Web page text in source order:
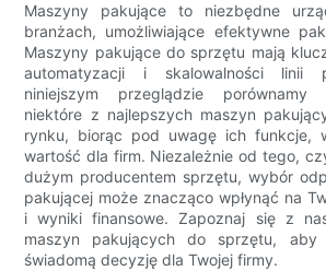
Maszyny pakujące to niezbędne
branżach, umożliwiające efektywne
Maszyny pakujące do sprzętu mają
automatyzacji i skalowalności linii
niniejszym przeglądzie porównamy
niektóre z najlepszych maszyn
rynku, biorąc pod uwagę ich funkcje,
wartość dla firm. Niezależnie od tego,
dużym producentem sprzętu, wybór
pakującej może znacząco wpłynąć na
i wyniki finansowe. Zapoznaj się z
maszyn pakujących do sprzętu,
świadomą decyzję dla Twojej firmy.